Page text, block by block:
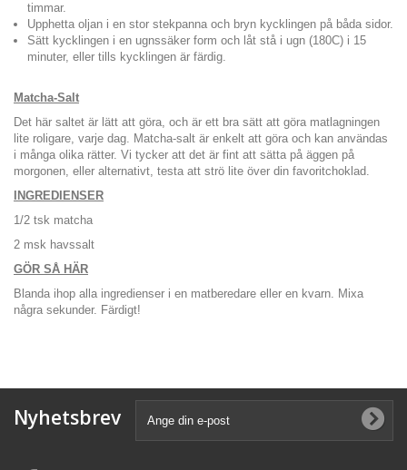
timmar.
Upphetta oljan i en stor stekpanna och bryn kycklingen på båda sidor.
Sätt kycklingen i en ugnssäker form och låt stå i ugn (180C) i 15
minuter, eller tills kycklingen är färdig.
Matcha-Salt
Det här saltet är lätt att göra, och är ett bra sätt att göra matlagningen
lite roligare, varje dag. Matcha-salt är enkelt att göra och kan användas
i många olika rätter. Vi tycker att det är fint att sätta på äggen på
morgonen, eller alternativt, testa att strö lite över din favoritchoklad.
INGREDIENSER
1/2 tsk matcha
2 msk havssalt
GÖR SÅ HÄR
Blanda ihop alla ingredienser i en matberedare eller en kvarn. Mixa
några sekunder. Färdigt!
Nyhetsbrev